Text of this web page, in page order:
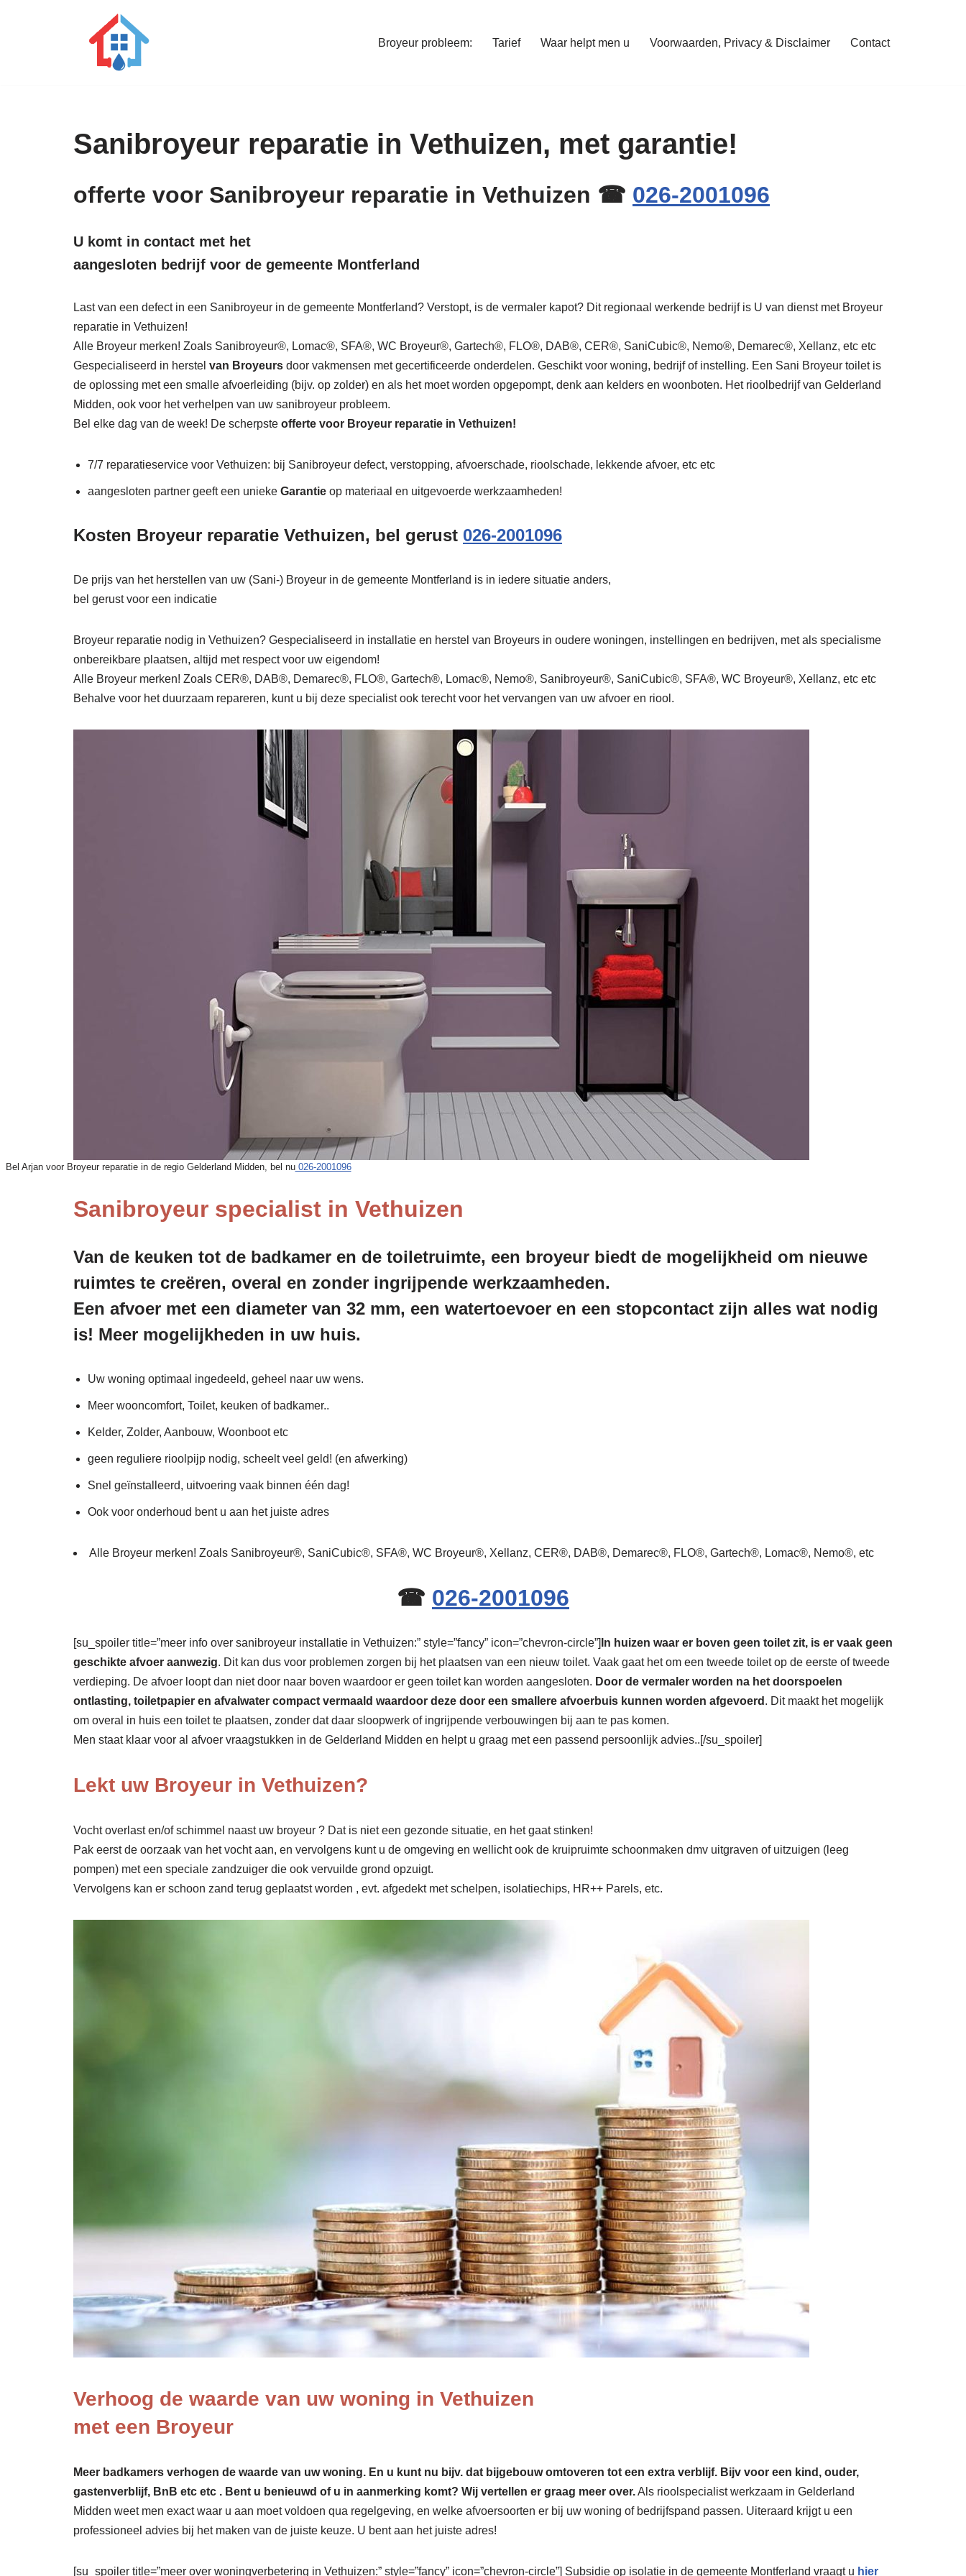
Broyeur probleem: Tarief Waar helpt men u Voorwaarden, Privacy & Disclaimer Contact
Sanibroyeur reparatie in Vethuizen, met garantie!
offerte voor Sanibroyeur reparatie in Vethuizen ☎ 026-2001096
U komt in contact met het
aangesloten bedrijf voor de gemeente Montferland
Last van een defect in een Sanibroyeur in de gemeente Montferland? Verstopt, is de vermaler kapot? Dit regionaal werkende bedrijf is U van dienst met Broyeur
reparatie in Vethuizen!
Alle Broyeur merken! Zoals Sanibroyeur®, Lomac®, SFA®, WC Broyeur®, Gartech®, FLO®, DAB®, CER®, SaniCubic®, Nemo®, Demarec®, Xellanz, etc etc
Gespecialiseerd in herstel van Broyeurs door vakmensen met gecertificeerde onderdelen. Geschikt voor woning, bedrijf of instelling. Een Sani Broyeur toilet is
de oplossing met een smalle afvoerleiding (bijv. op zolder) en als het moet worden opgepompt, denk aan kelders en woonboten. Het rioolbedrijf van Gelderland
Midden, ook voor het verhelpen van uw sanibroyeur probleem.
Bel elke dag van de week! De scherpste offerte voor Broyeur reparatie in Vethuizen!
7/7 reparatieservice voor Vethuizen: bij Sanibroyeur defect, verstopping, afvoerschade, rioolschade, lekkende afvoer, etc etc
aangesloten partner geeft een unieke Garantie op materiaal en uitgevoerde werkzaamheden!
Kosten Broyeur reparatie Vethuizen, bel gerust 026-2001096
De prijs van het herstellen van uw (Sani-) Broyeur in de gemeente Montferland is in iedere situatie anders,
bel gerust voor een indicatie
Broyeur reparatie nodig in Vethuizen? Gespecialiseerd in installatie en herstel van Broyeurs in oudere woningen, instellingen en bedrijven, met als specialisme
onbereikbare plaatsen, altijd met respect voor uw eigendom!
Alle Broyeur merken! Zoals CER®, DAB®, Demarec®, FLO®, Gartech®, Lomac®, Nemo®, Sanibroyeur®, SaniCubic®, SFA®, WC Broyeur®, Xellanz, etc etc
Behalve voor het duurzaam repareren, kunt u bij deze specialist ook terecht voor het vervangen van uw afvoer en riool.
Bel Arjan voor Broyeur reparatie in de regio Gelderland Midden, bel nu026-2001096
Sanibroyeur specialist in Vethuizen
Van de keuken tot de badkamer en de toiletruimte, een broyeur biedt de mogelijkheid om nieuwe
ruimtes te creëren, overal en zonder ingrijpende werkzaamheden.
Een afvoer met een diameter van 32 mm, een watertoevoer en een stopcontact zijn alles wat nodig
is! Meer mogelijkheden in uw huis.
Uw woning optimaal ingedeeld, geheel naar uw wens.
Meer wooncomfort, Toilet, keuken of badkamer..
Kelder, Zolder, Aanbouw, Woonboot etc
geen reguliere rioolpijp nodig, scheelt veel geld! (en afwerking)
Snel geïnstalleerd, uitvoering vaak binnen één dag!
Ook voor onderhoud bent u aan het juiste adres
Alle Broyeur merken! Zoals Sanibroyeur®, SaniCubic®, SFA®, WC Broyeur®, Xellanz, CER®, DAB®, Demarec®, FLO®, Gartech®, Lomac®, Nemo®, etc
☎ 026-2001096
[su_spoiler title=”meer info over sanibroyeur installatie in Vethuizen:” style=”fancy” icon=”chevron-circle”] In huizen waar er boven geen toilet zit, is er vaak geen
geschikte afvoer aanwezig. Dit kan dus voor problemen zorgen bij het plaatsen van een nieuw toilet. Vaak gaat het om een tweede toilet op de eerste of tweede
verdieping. De afvoer loopt dan niet door naar boven waardoor er geen toilet kan worden aangesloten. Door de vermaler worden na het doorspoelen
ontlasting, toiletpapier en afvalwater compact vermaald waardoor deze door een smallere afvoerbuis kunnen worden afgevoerd . Dit maakt het mogelijk
om overal in huis een toilet te plaatsen, zonder dat daar sloopwerk of ingrijpende verbouwingen bij aan te pas komen.
Men staat klaar voor al afvoer vraagstukken in de Gelderland Midden en helpt u graag met een passend persoonlijk advies..[/su_spoiler]
Lekt uw Broyeur in Vethuizen?
Vocht overlast en/of schimmel naast uw broyeur ? Dat is niet een gezonde situatie, en het gaat stinken!
Pak eerst de oorzaak van het vocht aan, en vervolgens kunt u de omgeving en wellicht ook de kruipruimte schoonmaken dmv uitgraven of uitzuigen (leeg
pompen) met een speciale zandzuiger die ook vervuilde grond opzuigt.
Vervolgens kan er schoon zand terug geplaatst worden , evt. afgedekt met schelpen, isolatiechips, HR++ Parels, etc.
Verhoog de waarde van uw woning in Vethuizen
met een Broyeur
Meer badkamers verhogen de waarde van uw woning. En u kunt nu bijv. dat bijgebouw omtoveren tot een extra verblijf. Bijv voor een kind, ouder,
gastenverblijf, BnB etc etc . Bent u benieuwd of u in aanmerking komt? Wij vertellen er graag meer over.Als rioolspecialist werkzaam in Gelderland
Midden weet men exact waar u aan moet voldoen qua regelgeving, en welke afvoersoorten er bij uw woning of bedrijfspand passen. Uiteraard krijgt u een
professioneel advies bij het maken van de juiste keuze. U bent aan het juiste adres!
[su_spoiler title=”meer over woningverbetering in Vethuizen:” style=”fancy” icon=”chevron-circle”] Subsidie op isolatie in de gemeente Montferland vraagt u hier